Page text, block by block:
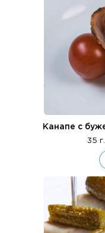
Канапе с
35 г.